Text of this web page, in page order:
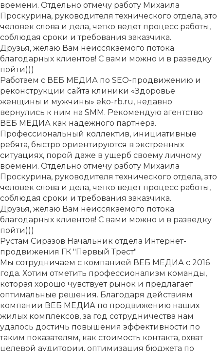
времени. Отдельно отмечу работу Михаила
Проскурина, руководителя технического отдела, это
человек слова и дела, четко ведет процесс работы,
соблюдая сроки и требования заказчика.
Друзья, желаю Вам неиссякаемого потока
благодарных клиентов! С вами можно и в разведку
пойти)))
Работаем с ВЕБ МЕДИА по SEO-продвижению и
реконструкции сайта клиники «Здоровье
женщины и мужчины» eko-rb.ru, недавно
вернулись к ним на SMM. Рекомендую агентство
ВЕБ МЕДИА как надежного партнера.
Профессиональный коллектив, инициативные
ребята, быстро ориентируются в экстренных
ситуациях, порой даже в ущерб своему личному
времени. Отдельно отмечу работу Михаила
Проскурина, руководителя технического отдела, это
человек слова и дела, четко ведет процесс работы,
соблюдая сроки и требования заказчика.
Друзья, желаю Вам неиссякаемого потока
благодарных клиентов! С вами можно и в разведку
пойти)))
Рустам Сиразов Начальник отдела Интернет-
продвижения ГК "Первый Трест"
Мы сотрудничаем с компанией ВЕБ МЕДИА с 2016
года. Хотим отметить профессионализм команды,
которая хорошо чувствует рынок и предлагает
оптимальные решения. Благодаря действиям
компании ВЕБ МЕДИА по продвижению наших
жилых комплексов, за год сотрудничества нам
удалось достичь повышения эффективности по
таким показателям, как стоимость контакта, охват
целевой аудитории, оптимизация бюджета по